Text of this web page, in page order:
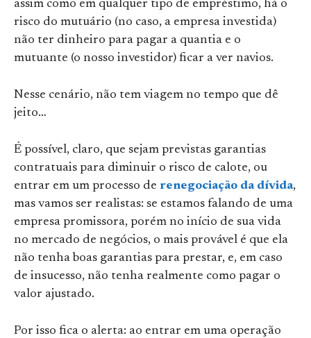
assim como em qualquer tipo de empréstimo, há o
risco do mutuário (no caso, a empresa investida)
não ter dinheiro para pagar a quantia e o
mutuante (o nosso investidor) ficar a ver navios.
Nesse cenário, não tem viagem no tempo que dê
jeito…
É possível, claro, que sejam previstas garantias
contratuais para diminuir o risco de calote, ou
entrar em um processo de renegociação da dívida,
mas vamos ser realistas: se estamos falando de uma
empresa promissora, porém no início de sua vida
no mercado de negócios, o mais provável é que ela
não tenha boas garantias para prestar, e, em caso
de insucesso, não tenha realmente como pagar o
valor ajustado.
Por isso fica o alerta: ao entrar em uma operação